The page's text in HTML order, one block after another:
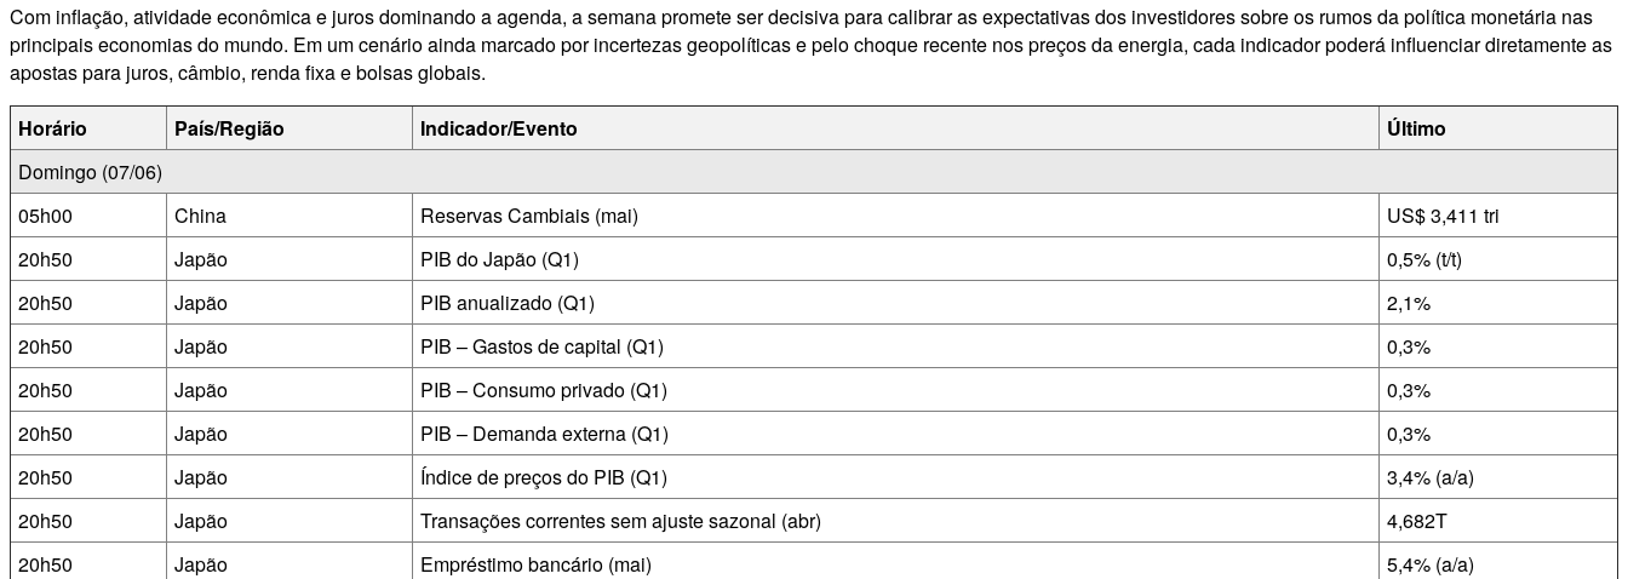
Com inflação, atividade econômica e juros dominando a agenda, a semana promete ser decisiva para calibrar as expectativas dos investidores sobre os rumos da política monetária nas
principais economias do mundo. Em um cenário ainda marcado por incertezas geopolíticas e pelo choque recente nos preços da energia, cada indicador poderá influenciar diretamente as
apostas para juros, câmbio, renda fixa e bolsas globais.
Horário
País/Região Indicador/Evento
Último
Domingo (07/06)
05h00
China Reservas Cambiais (mai)
US$ 3,411 tri
20h50
Japão PIB do Japão (Q1)
0,5% (t/t)
20h50
Japão PIB anualizado (Q1)
2,1%
20h50
Japão PIB – Gastos de capital (Q1)
0,3%
20h50
Japão PIB – Consumo privado (Q1)
0,3%
20h50
Japão PIB – Demanda externa (Q1)
0,3%
20h50
Japão Índice de preços do PIB (Q1)
3,4% (a/a)
20h50
Japão Transações correntes sem ajuste sazonal (abr)
4,682T
20h50
Japão Empréstimo bancário (mai)
5,4% (a/a)